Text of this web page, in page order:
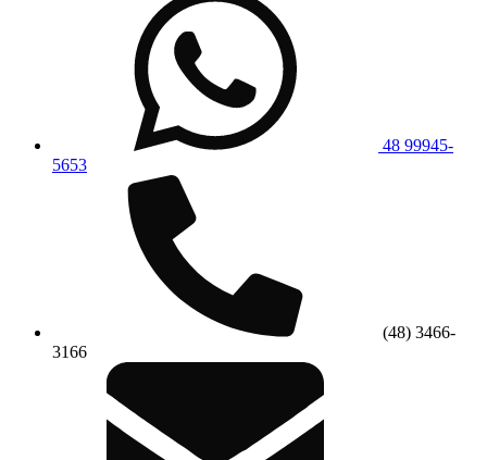
48 99945-
5653
(48) 3466-
3166